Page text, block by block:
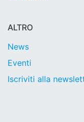
ALTRO
News
Eventi
Iscriviti alla